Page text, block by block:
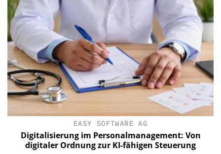
EASY SOFTWARE AG
Digitalisierung im Personalmanagement: Von
digitaler Ordnung zur KI-fähigen Steuerung